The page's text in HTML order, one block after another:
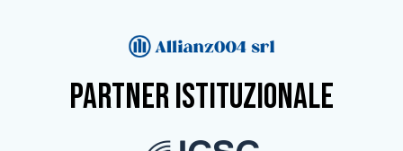
partner istituzionale